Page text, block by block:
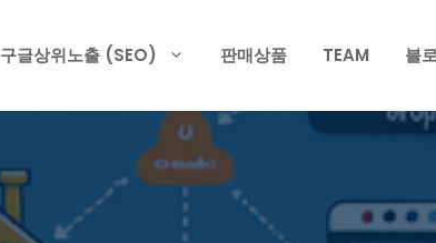
구글상위노출 (SEO) 판매상품 TEAM 블